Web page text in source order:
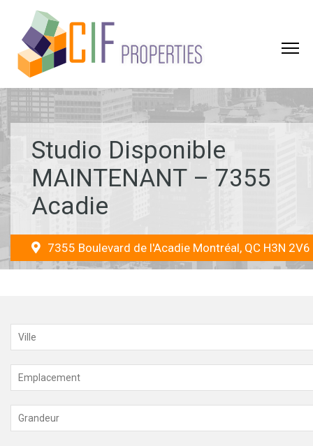
Studio Disponible
MAINTENANT – 7355
Acadie
7355 Boulevard de l'Acadie Montréal, QC H3N 2V6
Ville
Emplacement
Grandeur